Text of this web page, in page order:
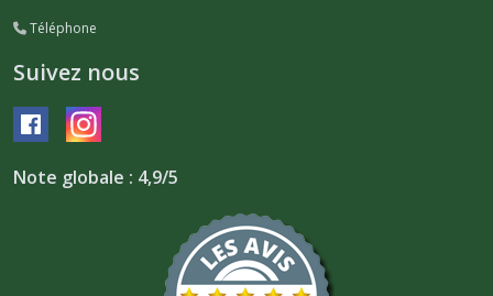
Téléphone
Suivez nous
Note globale : 4,9/5